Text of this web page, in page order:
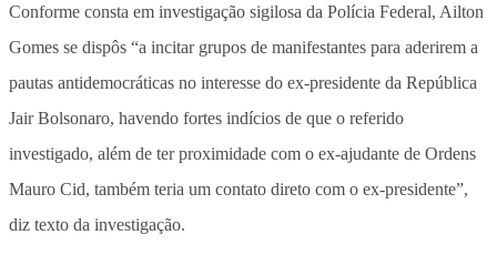
Conforme consta em investigação sigilosa da Polícia Federal, Ailton
Gomes se dispôs “a incitar grupos de manifestantes para aderirem a
pautas antidemocráticas no interesse do ex-presidente da República
Jair Bolsonaro, havendo fortes indícios de que o referido
investigado, além de ter proximidade com o ex-ajudante de Ordens
Mauro Cid, também teria um contato direto com o ex-presidente”,
diz texto da investigação.